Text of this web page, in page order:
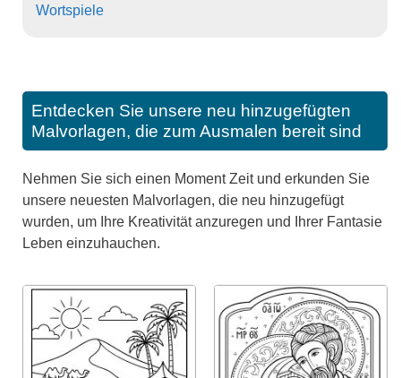
Wortspiele
Entdecken Sie unsere neu hinzugefügten
Malvorlagen, die zum Ausmalen bereit sind
Nehmen Sie sich einen Moment Zeit und erkunden Sie
unsere neuesten Malvorlagen, die neu hinzugefügt
wurden, um Ihre Kreativität anzuregen und Ihrer Fantasie
Leben einzuhauchen.